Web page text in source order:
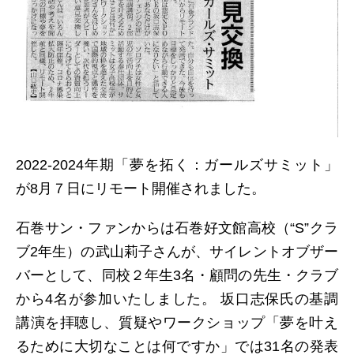
2022-2024年期「夢を拓く：ガールズサミット」
が8月７日にリモート開催されました。
石巻サン・ファンからは石巻好文館高校（“S”クラ
ブ2年生）の武山莉子さんが、サイレントオブザー
バーとして、同校２年生3名・顧問の先生・クラブ
から4名が参加いたしました。 坂口志保氏の基調
講演を拝聴し、質疑やワークショップ「夢を叶え
るために大切なことは何ですか」では31名の発表